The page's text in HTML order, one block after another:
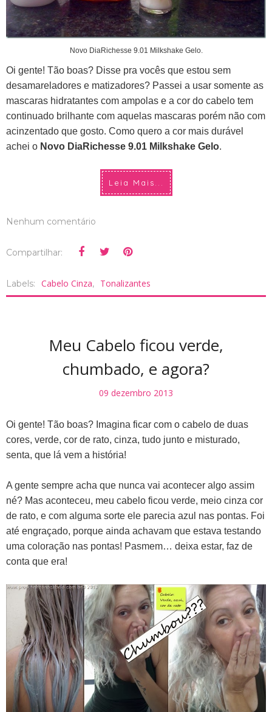
Novo DiaRichesse 9.01 Milkshake Gelo.
Oi gente! Tão boas? Disse pra vocês que estou sem
desamareladores e matizadores? Passei a usar somente as
mascaras hidratantes com ampolas e a cor do cabelo tem
continuado brilhante com aquelas mascaras porém não com
acinzentado que gosto. Como quero a cor mais durável
achei o Novo DiaRichesse 9.01 Milkshake Gelo.
Leia Mais...
Nenhum comentário
Compartilhar:
Labels: Cabelo Cinza, Tonalizantes
Meu Cabelo ficou verde,
chumbado, e agora?
09 dezembro 2013
Oi gente! Tão boas? Imagina ficar com o cabelo de duas
cores, verde, cor de rato, cinza, tudo junto e misturado,
senta, que lá vem a história!
A gente sempre acha que nunca vai acontecer algo assim
né? Mas aconteceu, meu cabelo ficou verde, meio cinza cor
de rato, e com alguma sorte ele parecia azul nas pontas. Foi
até engraçado, porque ainda achavam que estava testando
uma coloração nas pontas! Pasmem… deixa estar, faz de
conta que era!